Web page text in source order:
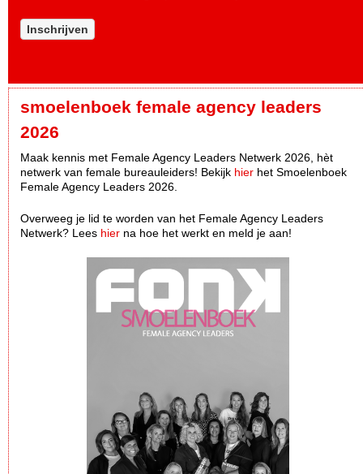
Inschrijven
smoelenboek female agency leaders
2026
Maak kennis met Female Agency Leaders Netwerk 2026, hèt
netwerk van female bureauleiders! Bekijk hier het Smoelenboek
Female Agency Leaders 2026.
Overweeg je lid te worden van het Female Agency Leaders
Netwerk? Lees hier na hoe het werkt en meld je aan!